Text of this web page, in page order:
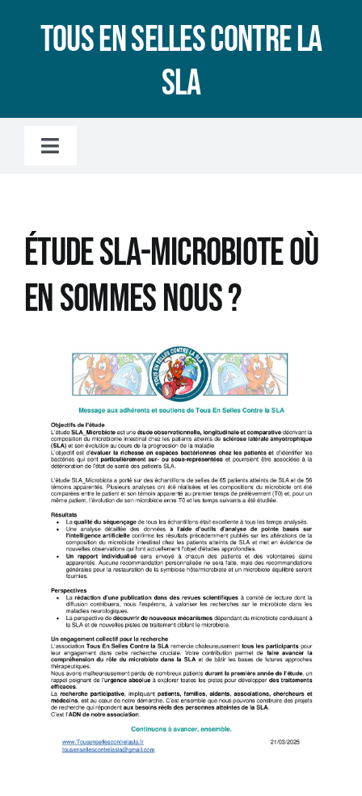
contenuTous en selles contre la
SLA
Toggle
L’association
LA SLA, C’EST QUOI ?
Le microbiote intestinal, c’est quoi ?
Études
Contact
Étude SLA-MICROBIOTE OÙ
EN SOMMES NOUS ?